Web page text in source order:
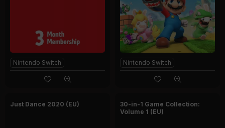
Nintendo Switch Nintendo Switch
Just Dance 2020 (EU)
30-in-1 Game Collection:
Volume 1 (EU)